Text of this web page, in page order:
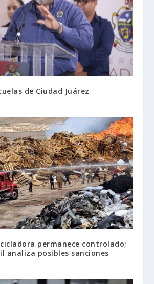
de Ciudad Juárez
permanece controlado;
analiza posibles sanciones